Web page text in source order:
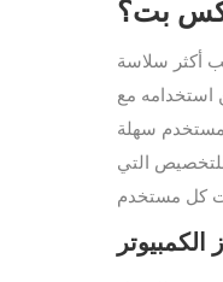
بت؟
أكثر سلاسة
استخدامه مع
مستخدم سهلة
التي